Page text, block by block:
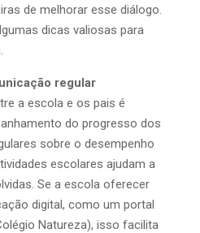
de melhorar esse diálogo.
dicas valiosas para
regular
a escola e os pais é
do progresso dos
sobre o desempenho
escolares ajudam a
Se a escola oferecer
digital, como um portal
Natureza), isso facilita